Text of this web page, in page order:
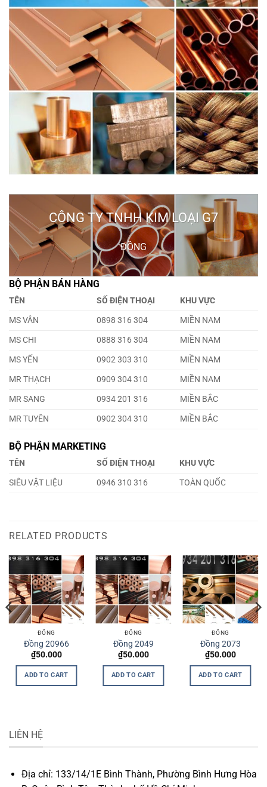
CÔNG TY TNHH KIM LOẠI G7
ĐỒNG
BỘ PHẬN BÁN HÀNG
TÊN SỐ ĐIỆN THOẠI
KHU VỰC
MS VÂN
0898 316 304
MIỀN NAM
MS CHI
0888 316 304
MIỀN NAM
MS YẾN
0902 303 310
MIỀN NAM
MR THẠCH
0909 304 310
MIỀN NAM
MR SANG
0934 201 316
MIỀN BẮC
MR TUYÊN
0902 304 310 MIỀN BẮC
BỘ PHẬN MARKETING
TÊN SỐ ĐIỆN THOẠI
KHU VỰC
SIÊU VẬT LIỆU
0946 310 316 TOÀN QUỐC
RELATED PRODUCTS
ĐỒNG
Đồng 20966
₫50.000
ADD TO CART
ĐỒNG
Đồng 2049
₫50.000
ADD TO CART
ĐỒNG
Đồng 2073
₫50.000
ADD TO CART
LIÊN HỆ
Địa chỉ: 133/14/1E Bình Thành, Phường Bình Hưng Hòa